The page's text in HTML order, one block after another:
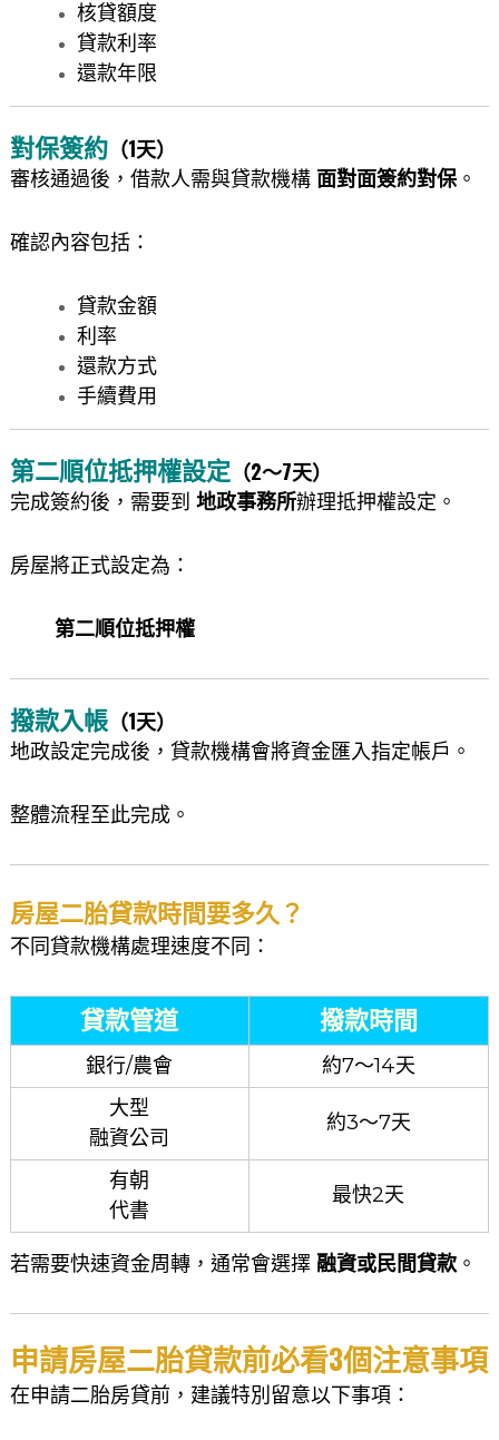
核貸額度
貸款利率
還款年限
對保簽約（1天）
審核通過後，借款人需與貸款機構 面對面簽約對保。
確認內容包括：
貸款金額
利率
還款方式
手續費用
第二順位抵押權設定 （2～7天）
完成簽約後，需要到 地政事務所辦理抵押權設定。
房屋將正式設定為：
第二順位抵押權
撥款入帳（1天）
地政設定完成後，貸款機構會將資金匯入指定帳戶。
整體流程至此完成。
房屋二胎貸款時間要多久？
不同貸款機構處理速度不同：
貸款管道 撥款時間
銀行/農會
約7～14天
大型
融資公司
約3～7天
有朝
代書
最快2天
若需要快速資金周轉，通常會選擇 融資或民間貸款。
申請房屋二胎貸款前必看3個注意事項
在申請二胎房貸前，建議特別留意以下事項：